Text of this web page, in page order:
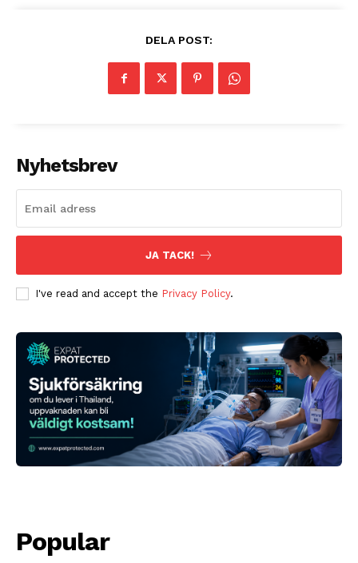
DELA POST:
Nyhetsbrev
JA TACK!
I've read and accept the Privacy Policy.
Popular